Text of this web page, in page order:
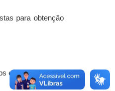
para obtenção
e outros eventos